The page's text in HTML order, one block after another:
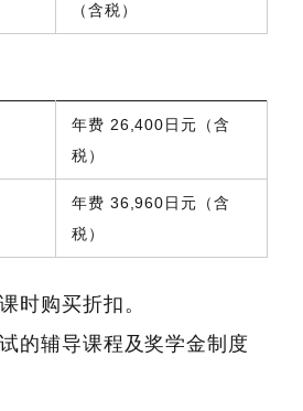
（含税）
年费 26,400日元（含
税）
年费 36,960日元（含
税）
时购买折扣。
的辅导课程及奖学金制度